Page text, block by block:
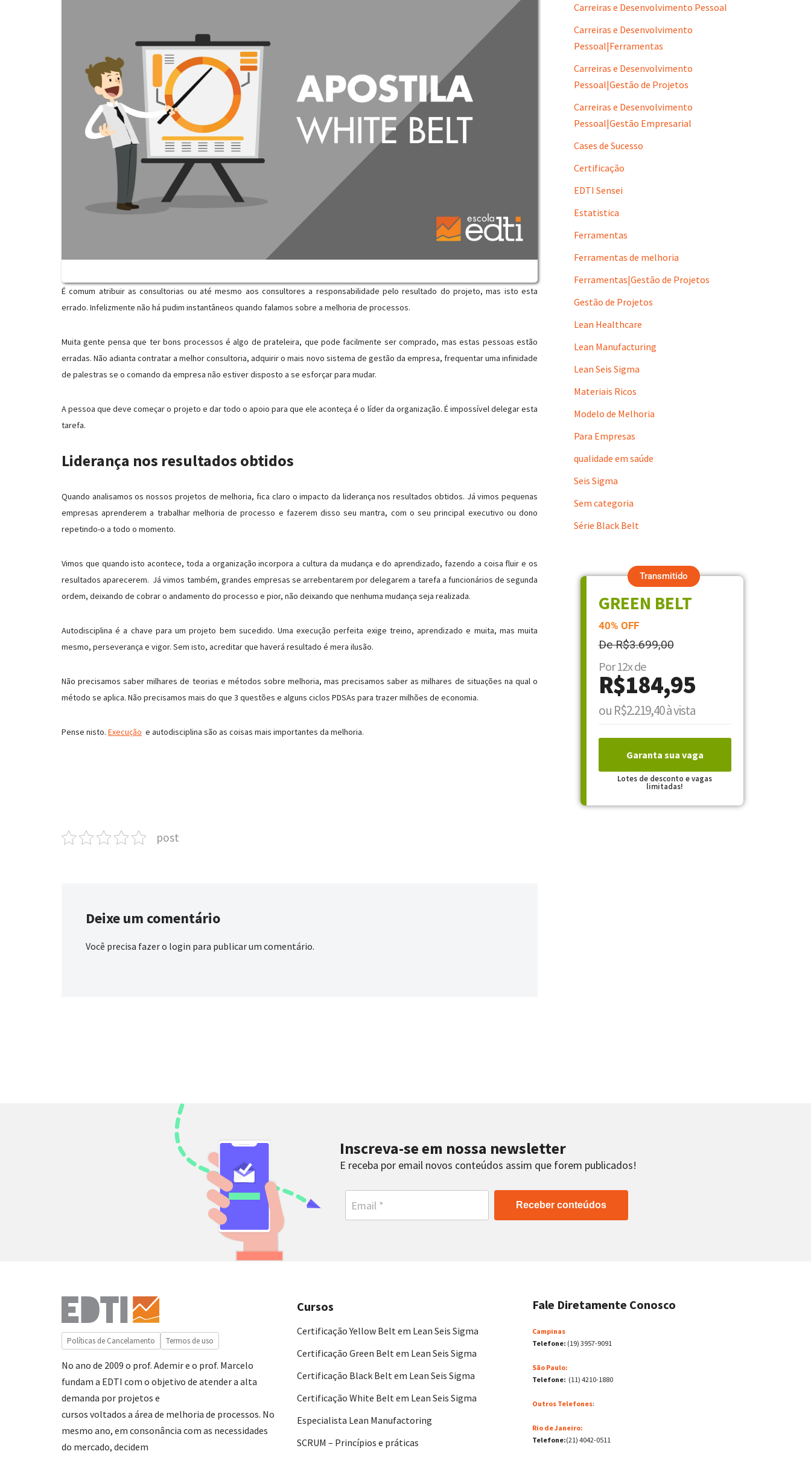
É comum atribuir as consultorias ou até mesmo aos consultores a responsabilidade pelo resultado do projeto, mas isto esta
errado. Infelizmente não há pudim instantâneos quando falamos sobre a melhoria de processos.
Muita gente pensa que ter bons processos é algo de prateleira, que pode facilmente ser comprado, mas estas pessoas estão
erradas. Não adianta contratar a melhor consultoria, adquirir o mais novo sistema de gestão da empresa, frequentar uma infinidade
de palestras se o comando da empresa não estiver disposto a se esforçar para mudar.
A pessoa que deve começar o projeto e dar todo o apoio para que ele aconteça é o líder da organização. É impossível delegar esta
tarefa.
Liderança nos resultados obtidos
Quando analisamos os nossos projetos de melhoria, fica claro o impacto da liderança nos resultados obtidos. Já vimos pequenas
empresas aprenderem a trabalhar melhoria de processo e fazerem disso seu mantra, com o seu principal executivo ou dono
repetindo-o a todo o momento.
Vimos que quando isto acontece, toda a organização incorpora a cultura da mudança e do aprendizado, fazendo a coisa fluir e os
resultados aparecerem. Já vimos também, grandes empresas se arrebentarem por delegarem a tarefa a funcionários de segunda
ordem, deixando de cobrar o andamento do processo e pior, não deixando que nenhuma mudança seja realizada.
Autodisciplina é a chave para um projeto bem sucedido. Uma execução perfeita exige treino, aprendizado e muita, mas muita
mesmo, perseverança e vigor. Sem isto, acreditar que haverá resultado é mera ilusão.
Não precisamos saber milhares de teorias e métodos sobre melhoria, mas precisamos saber as milhares de situações na qual o
método se aplica. Não precisamos mais do que 3 questões e alguns ciclos PDSAs para trazer milhões de economia.
Pense nisto. Execução e autodisciplina são as coisas mais importantes da melhoria.
post
Deixe um comentário
Você precisa fazer o login para publicar um comentário.
Carreiras e Desenvolvimento Pessoal
Carreiras e Desenvolvimento
Pessoal|Ferramentas
Carreiras e Desenvolvimento
Pessoal|Gestão de Projetos
Carreiras e Desenvolvimento
Pessoal|Gestão Empresarial
Cases de Sucesso
Certificação
EDTI Sensei
Estatistica
Ferramentas
Ferramentas de melhoria
Ferramentas|Gestão de Projetos
Gestão de Projetos
Lean Healthcare
Lean Manufacturing
Lean Seis Sigma
Materiais Ricos
Modelo de Melhoria
Para Empresas
qualidade em saúde
Seis Sigma
Sem categoria
Série Black Belt
Transmitido
GREEN BELT
40% OFF
De R$3.699,00
Por 12x de
R$184,95
ou R$2.219,40 à vista
Garanta sua vaga
Lotes de desconto e vagas
limitadas!
Inscreva-se em nossa newsletter
E receba por email novos conteúdos assim que forem publicados!
Receber conteúdos
Políticas de Cancelamento Termos de uso
No ano de 2009 o prof. Ademir e o prof. Marcelo
fundam a EDTI com o objetivo de atender a alta
demanda por projetos e
cursos voltados a área de melhoria de processos. No
mesmo ano, em consonância com as necessidades
do mercado, decidem
Cursos
Certificação Yellow Belt em Lean Seis Sigma
Certificação Green Belt em Lean Seis Sigma
Certificação Black Belt em Lean Seis Sigma
Certificação White Belt em Lean Seis Sigma
Especialista Lean Manufactoring
SCRUM – Princípios e práticas
Fale Diretamente Conosco
Campinas
Telefone: (19) 3957-9091
São Paulo:
Telefone: (11) 4210-1880
Outros Telefones:
Rio de Janeiro:
Telefone:(21) 4042-0511